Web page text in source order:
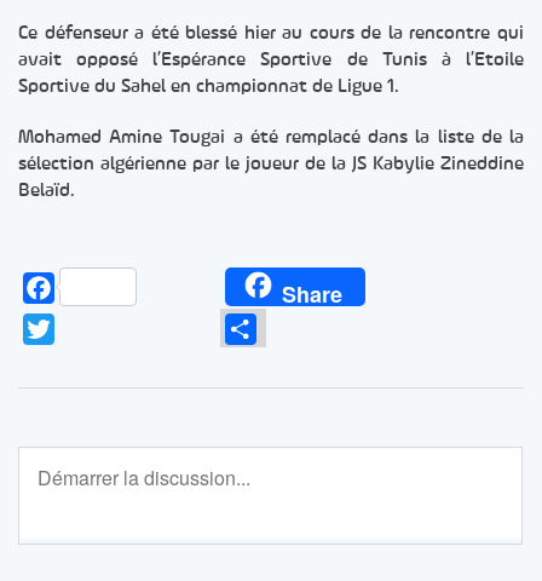
Ce défenseur a été blessé hier au cours de la rencontre qui
avait opposé l’Espérance Sportive de Tunis à l’Etoile
Sportive du Sahel en championnat de Ligue 1.
Mohamed Amine Tougai a été remplacé dans la liste de la
sélection algérienne par le joueur de la JS Kabylie Zineddine
Belaïd.
Facebook Share